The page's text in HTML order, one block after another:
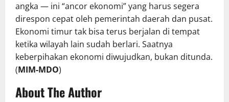
angka — ini “ancor ekonomi” yang harus segera
direspon cepat oleh pemerintah daerah dan pusat.
Ekonomi timur tak bisa terus berjalan di tempat
ketika wilayah lain sudah berlari. Saatnya
keberpihakan ekonomi diwujudkan, bukan ditunda.
(MIM-MDO)
About The Author